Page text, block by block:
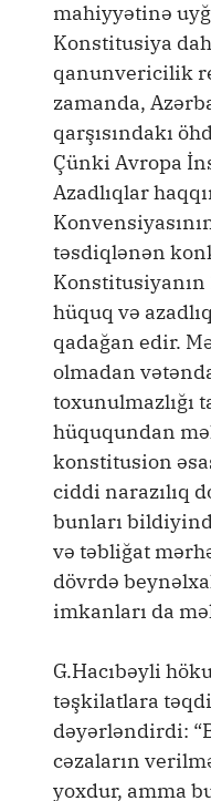
mahiyyətinə
Konstitusiya
qanunvericilik
zamanda,
qarşısındakı
Çünki Avropa
Azadlıqlar
təsdiqlənən
hüquq və
qadağan edir.
olmadan
toxunulmazlığı
hüququndan
konstitusion
ciddi narazılıq
bunları
və təbliğat
dövrdə
imkanları da
G.Hacıbəyli
təşkilatlara
dəyərləndirdi:
cəzaların
yoxdur, amma